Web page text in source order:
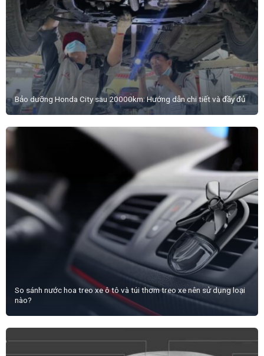
Bảo dưỡng Honda City sau 20000km: Hướng dẫn chi tiết và đầy đủ
So sánh nước hoa treo xe ô tô và túi thơm treo xe nên sử dụng loại
nào?